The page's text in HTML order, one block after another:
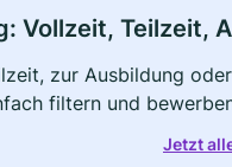
Vollzeit, Teilzeit,
zur Ausbildung
filtern und
Jetzt